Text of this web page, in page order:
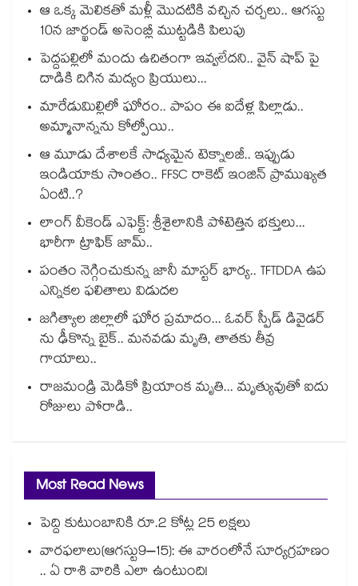
ఆ ఒక్క మెలికతో మళ్లీ మొదటికి వచ్చిన చర్చలు.. ఆగస్టు
10న జార్ఖండ్ అసెంబ్లీ ముట్టడికి పిలుపు
పెద్దపల్లిలో మందు ఉచితంగా ఇవ్వలేదని.. వైన్ షాప్ పై
దాడికి దిగిన మద్యం ప్రియులు...
మారేడుమిల్లిలో ఘోరం.. పాపం ఈ ఐదేళ్ల పిల్లాడు..
అమ్మానాన్నను కోల్పోయి..
ఆ మూడు దేశాలకే సాధ్యమైన టెక్నాలజీ.. ఇప్పుడు
ఇండియాకు సొంతం.. FFSC రాకెట్ ఇంజిన్ ప్రాముఖ్యత
ఏంటి..?
లాంగ్ వీకెండ్ ఎఫెక్ట్: శ్రీశైలానికి పోటెత్తిన భక్తులు...
భారీగా ట్రాఫిక్ జామ్..
పంతం నెగ్గించుకున్న జానీ మాస్టర్ భార్య.. TFTDDA ఉప
ఎన్నికల ఫలితాలు విడుదల
జగిత్యాల జిల్లాలో ఘోర ప్రమాదం... ఓవర్ స్పీడ్ డివైడర్
ను ఢీకొన్న బైక్.. మనవడు మృతి, తాతకు తీవ్ర
గాయాలు..
రాజమండ్రి మెడికో ప్రియాంక మృతి... మృత్యువుతో ఐదు
రోజులు పోరాడి..
Most Read News
పెద్ది కుటుంబానికి రూ.2 కోట్ల 25 లక్షలు
వారఫలాలు(ఆగస్టు9–15): ఈ వారంలోనే సూర్యగ్రహణం
.. ఏ రాశి వారికి ఎలా ఉంటుంది!